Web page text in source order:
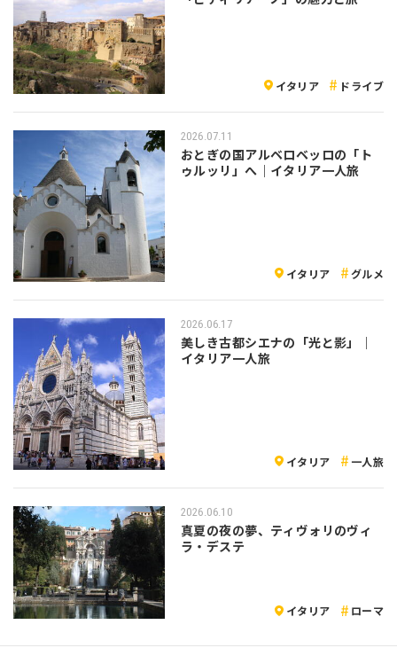
イタリア ドライブ
2026.07.11
おとぎの国アルベロベッロの「ト
ゥルッリ」へ｜イタリア一人旅
イタリア グルメ
2026.06.17
美しき古都シエナの「光と影」｜
イタリア一人旅
イタリア 一人旅
2026.06.10
真夏の夜の夢、ティヴォリのヴィ
ラ・デステ
イタリア ローマ